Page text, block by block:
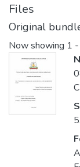
Files
Original
Now showing 1